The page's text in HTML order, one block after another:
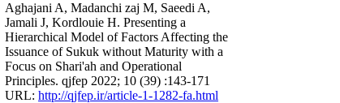
Aghajani A, Madanchi zaj M, Saeedi A,
Jamali J, Kordlouie H. Presenting a
Hierarchical Model of Factors Affecting the
Issuance of Sukuk without Maturity with a
Focus on Shari'ah and Operational
Principles. qjfep 2022; 10 (39) :143-171
URL: http://qjfep.ir/article-1-1282-fa.html